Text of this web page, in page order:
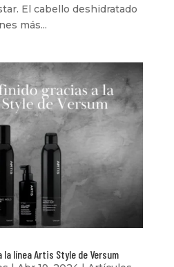
El cabello deshidratado
más...
línea Artis Style de Versum